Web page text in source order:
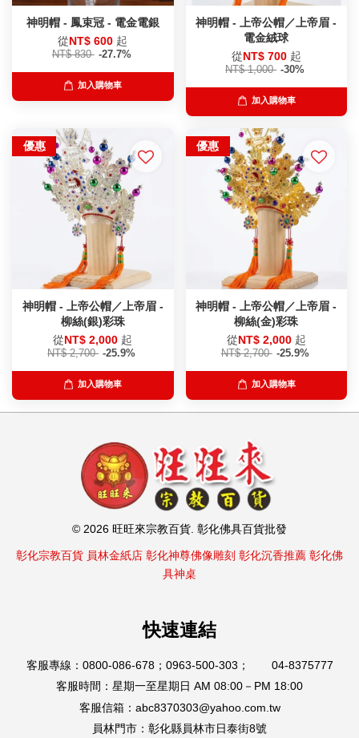
神明帽 - 鳳束冠 - 電金電銀
從NT$ 600 起
NT$ 830 -27.7%
加入購物車
神明帽 - 上帝公帽／上帝眉 -
電金絨球
從NT$ 700 起
NT$ 1,000 -30%
加入購物車
優惠
神明帽 - 上帝公帽／上帝眉 -
柳絲(銀)彩珠
從NT$ 2,000 起
NT$ 2,700 -25.9%
加入購物車
優惠
神明帽 - 上帝公帽／上帝眉 -
柳絲(金)彩珠
從NT$ 2,000 起
NT$ 2,700 -25.9%
加入購物車
© 2026 旺旺來宗教百貨. 彰化佛具百貨批發
彰化宗教百貨 員林金紙店 彰化神尊佛像雕刻 彰化沉香推薦 彰化佛
具神桌
快速連結
客服專線：0800-086-678；0963-500-303； 04-8375777
客服時間：星期一至星期日 AM 08:00－PM 18:00
客服信箱：abc8370303@yahoo.com.tw
員林門市：彰化縣員林市日泰街8號